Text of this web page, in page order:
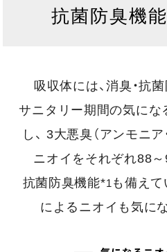
抗菌防臭機
吸収体には、消臭・抗
サニタリー期間の気にな
し、 3大悪臭（アンモニア
ニオイをそれぞれ88
抗菌防臭機能*1 も備えて
によるニオイも気に